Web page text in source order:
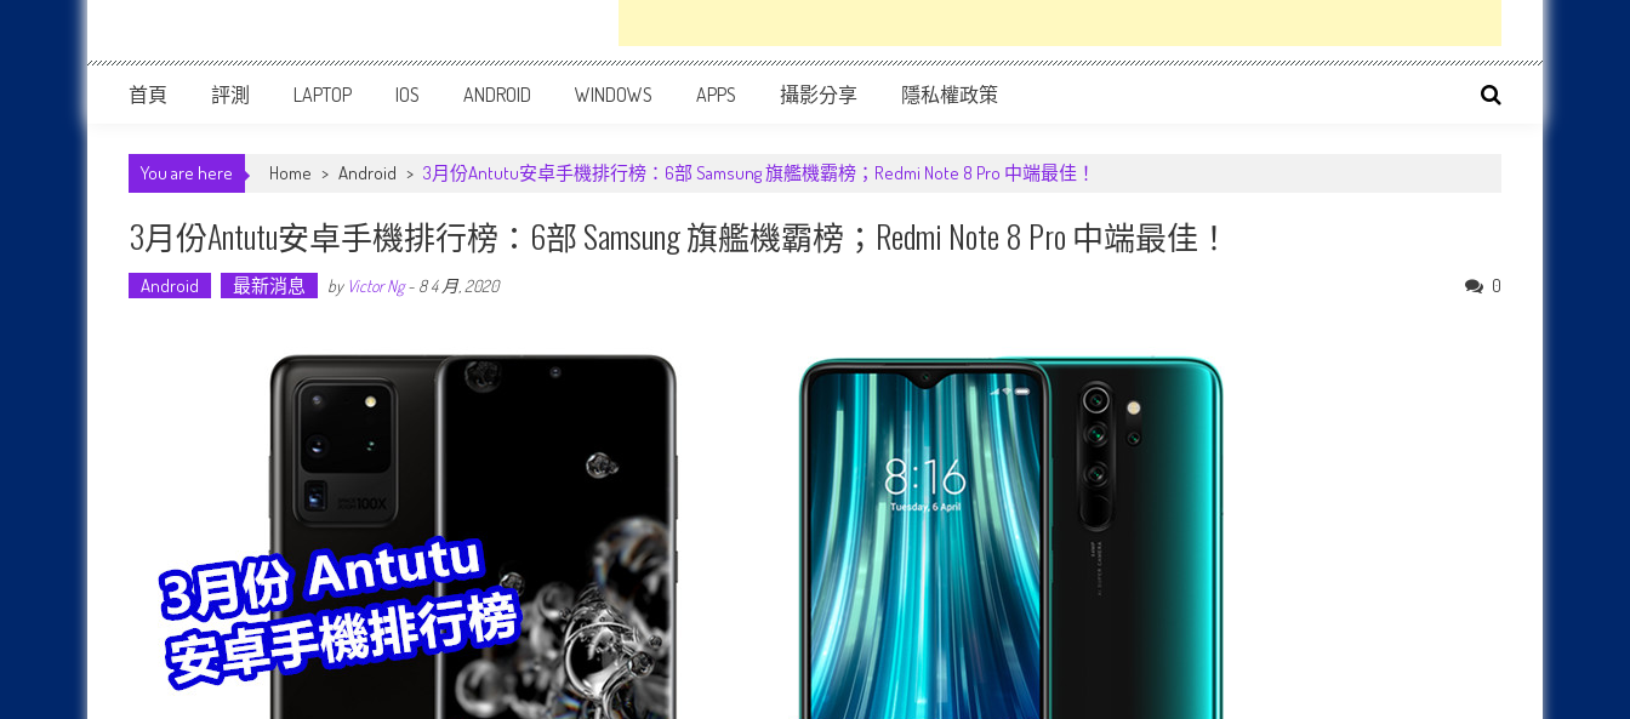
首頁 評測 LAPTOP IOS ANDROID WINDOWS APPS 攝影分享 隱私權政策
You are here Home > Android > 3月份Antutu安卓手機排行榜：6部 Samsung 旗艦機霸榜；Redmi Note 8 Pro 中端最佳！
3月份Antutu安卓手機排行榜：6部 Samsung 旗艦機霸榜；Redmi Note 8 Pro 中端最佳！
Android 最新消息 by Victor Ng- 8 4 月, 2020 0